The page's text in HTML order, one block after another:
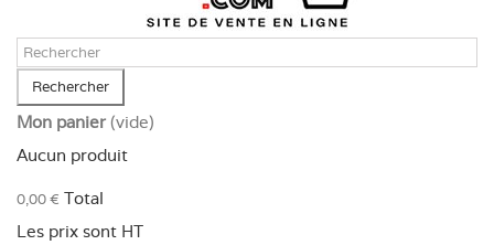
Rechercher
Mon panier (vide)
Aucun produit
0,00 € Total
Les prix sont HT